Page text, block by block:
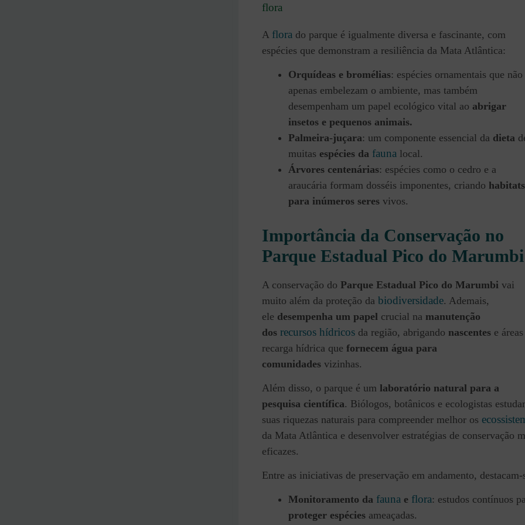
flora
A flora do parque é igualmente diversa e fascinante, com
espécies que demonstram a resiliência da Mata Atlântica:
Orquídeas e bromélias: espécies ornamentais que não
apenas embelezam o ambiente, mas também
desempenham um papel ecológico vital ao abrigar
insetos e pequenos animais.
Palmeira-juçara: um componente essencial da dieta
muitas espécies da fauna local.
Árvores centenárias: espécies como o cedro e a
araucária formam dosséis imponentes, criando habitats
para inúmeros seres vivos.
Importância da Conservação no
Parque Estadual Pico do Marumbi
A conservação do Parque Estadual Pico do Marumbi vai
muito além da proteção da biodiversidade. Ademais,
ele desempenha um papel crucial na manutenção
dos recursos hídricos da região, abrigando nascentes e
recarga hídrica que fornecem água para
comunidades vizinhas.
Além disso, o parque é um laboratório natural para a
pesquisa científica. Biólogos, botânicos e ecologistas
suas riquezas naturais para compreender melhor os
da Mata Atlântica e desenvolver estratégias de conservação
eficazes.
Entre as iniciativas de preservação em andamento, destacam-
Monitoramento da fauna e flora: estudos contínuos
proteger espécies ameaçadas.